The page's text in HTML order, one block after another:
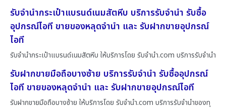
รับจำนำกระเป๋าแบรนด์เนมสัตหีบ บริการรับจำนำ รับซื้อ
อุปกรณ์ไอที ขายของหลุดจำนำ และ รับฝากขายอุปกรณ์
ไอที
รับจำนำกระเป๋าแบรนด์เนมสัตหีบ ให้บริการโดย รับจํานํา.com บริการรับจำนำ
รับฝากขายมือถือบางซ้าย บริการรับจำนำ รับซื้ออุปกรณ์
ไอที ขายของหลุดจำนำ และ รับฝากขายอุปกรณ์ไอที
รับฝากขายมือถือบางซ้าย ให้บริการโดย รับจํานํา.com บริการรับจำนำของทุ